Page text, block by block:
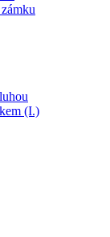
(I.)